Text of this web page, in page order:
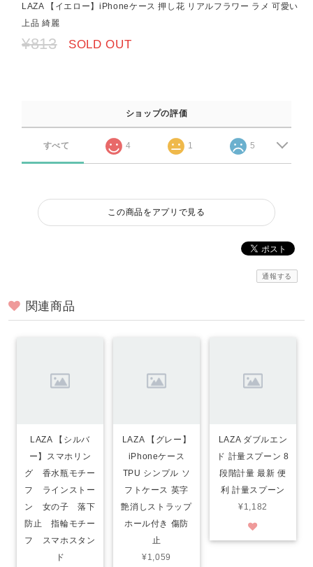
LAZA 【イエロー】iPhoneケース 押し花 リアルフラワー ラメ 可愛い
上品 綺麗
¥813 SOLD OUT
ショップの評価
すべて 4 1 5
この商品をアプリで見る
通報する
関連商品
LAZA 【シルバ
ー】スマホリン
グ 香水瓶モチー
フ ラインストー
ン 女の子 落下
防止 指輪モチー
フ スマホスタン
ド
LAZA 【グレー】
iPhoneケース
TPU シンプル ソ
フトケース 英字
艶消しストラップ
ホール付き 傷防
止
¥1,059
LAZA ダブルエン
ド 計量スプーン 8
段階計量 最新 便
利 計量スプーン
¥1,182